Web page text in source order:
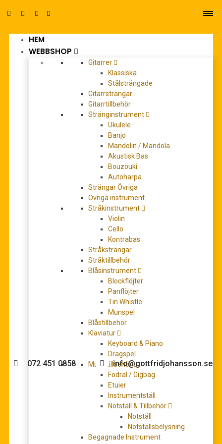
HEM
WEBBSHOP
Gitarrer
Klassiska
Stålsträngade
Gitarrsträngar
Gitarrtillbehör
Stränginstrument
Ukulele
Banjo
Mandolin / Mandola
Akustisk Bas
Bouzouki
Autoharpa
Strängar Övriga
Övriga instrument
Stråkinstrument
Violin
Cello
Kontrabas
Stråksträngar
Stråktillbehör
Blåsinstrument
Blockflöjter
Panflöjter
Tin Whistle
Munspel
Blåstillbehör
Klaviatur
Keyboard & Piano
Dragspel
Musiktillbehör
Fodral / Gigbag
Etuier
Instrumentställ
Notställ & Tillbehör
Notställ
Notställsbelysning
Begagnade Instrument
Yamaha CS40 Klassisk skolgitarr
1.799,00kr
LÄS MER
Behöver du hjälp med köpet?
072 451 0858 info@gottfridjohansson.se
Johansson Musik webbshop!
Telefontider:
Måndag – fredag 10-12